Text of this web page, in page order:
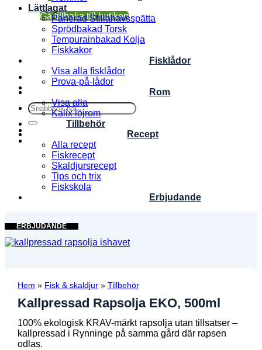
Gå tillbaka till butiken
Sök
efter:
Lättlagat
Panerad Stillahavsspätta
Sprödbakad Torsk
Tempurainbakad Kolja
Fiskkakor
Fisklådor
Visa alla fisklådor
Prova-på-lådor
Rom
Visa alla
Kalix löjrom
Tillbehör
Recept
Alla recept
Fiskrecept
Skaldjursrecept
Tips och trix
Fiskskola
Erbjudande
ERBJUDANDE
Hem » Fisk & skaldjur » Tillbehör
Kallpressad Rapsolja EKO, 500ml
100% ekologisk KRAV-märkt rapsolja utan tillsatser –
kallpressad i Rynninge på samma gård där rapsen
odlas.